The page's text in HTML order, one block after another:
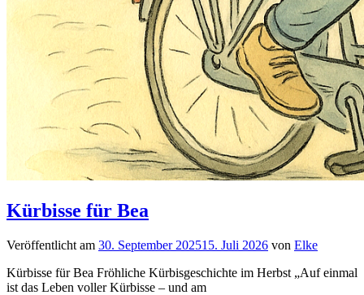
Kürbisse für Bea
Veröffentlicht am 30. September 202515. Juli 2026 von Elke
Kürbisse für Bea Fröhliche Kürbisgeschichte im Herbst „Auf einmal
ist das Leben voller Kürbisse – und am